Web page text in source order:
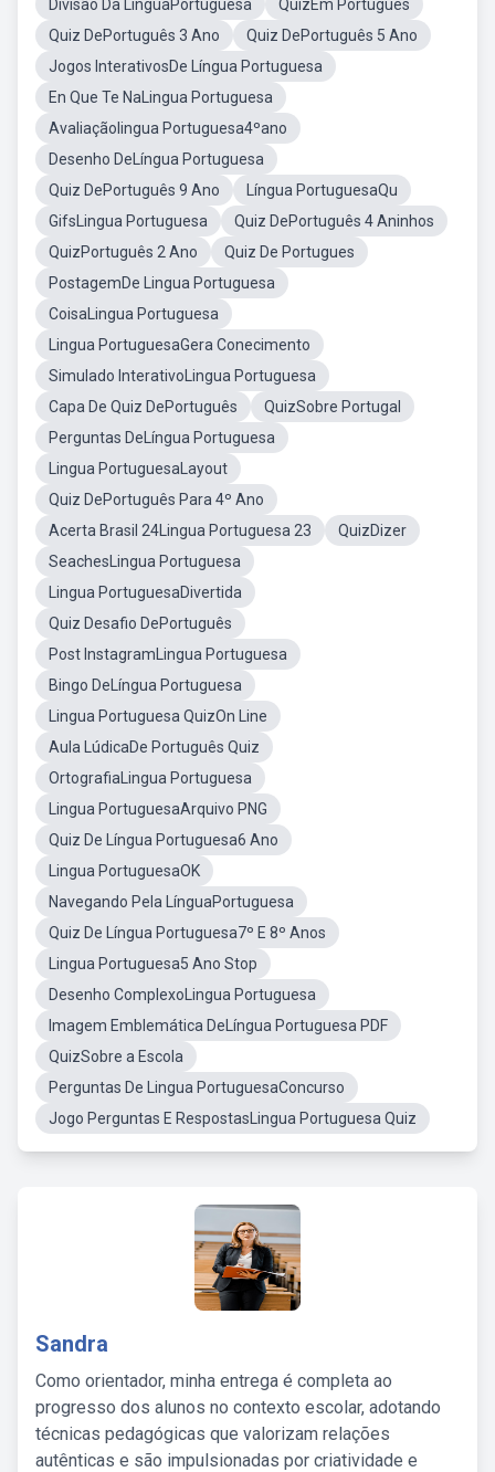
Divisão Da LínguaPortuguesa
QuizEm Português
Quiz DePortuguês 3 Ano
Quiz DePortuguês 5 Ano
Jogos InterativosDe Língua Portuguesa
En Que Te NaLingua Portuguesa
Avaliaçãolingua Portuguesa4ºano
Desenho DeLíngua Portuguesa
Quiz DePortuguês 9 Ano
Língua PortuguesaQu
GifsLingua Portuguesa
Quiz DePortuguês 4 Aninhos
QuizPortuguês 2 Ano
Quiz De Portugues
PostagemDe Lingua Portuguesa
CoisaLingua Portuguesa
Lingua PortuguesaGera Conecimento
Simulado InterativoLingua Portuguesa
Capa De Quiz DePortuguês
QuizSobre Portugal
Perguntas DeLíngua Portuguesa
Lingua PortuguesaLayout
Quiz DePortuguês Para 4º Ano
Acerta Brasil 24Lingua Portuguesa 23
QuizDizer
SeachesLingua Portuguesa
Lingua PortuguesaDivertida
Quiz Desafio DePortuguês
Post InstagramLingua Portuguesa
Bingo DeLíngua Portuguesa
Lingua Portuguesa QuizOn Line
Aula LúdicaDe Português Quiz
OrtografiaLingua Portuguesa
Lingua PortuguesaArquivo PNG
Quiz De Língua Portuguesa6 Ano
Lingua PortuguesaOK
Navegando Pela LínguaPortuguesa
Quiz De Língua Portuguesa7º E 8º Anos
Lingua Portuguesa5 Ano Stop
Desenho ComplexoLingua Portuguesa
Imagem Emblemática DeLíngua Portuguesa PDF
QuizSobre a Escola
Perguntas De Lingua PortuguesaConcurso
Jogo Perguntas E RespostasLingua Portuguesa Quiz
Sandra
Como orientador, minha entrega é completa ao
progresso dos alunos no contexto escolar, adotando
técnicas pedagógicas que valorizam relações
autênticas e são impulsionadas por criatividade e